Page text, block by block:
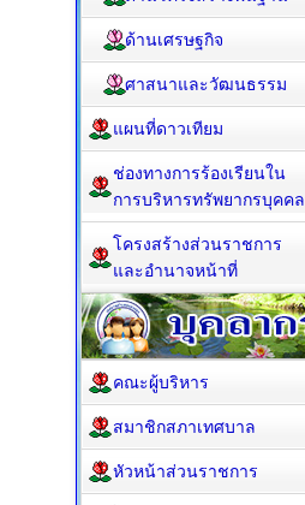
ด้านเศรษฐกิจ
ศาสนาและวัฒนธรรม
แผนที่ดาวเทียม
ช่องทางการร้องเรียนใน
การบริหารทรัพยากรบุคคล
โครงสร้างส่วนราชการ
และอำนาจหน้าที่
คณะผู้บริหาร
สมาชิกสภาเทศบาล
หัวหน้าส่วนราชการ